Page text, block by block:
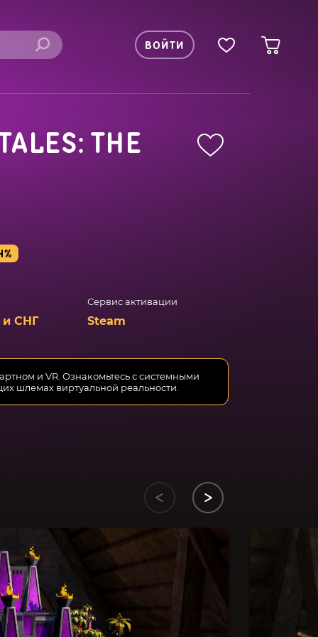
ВОЙТИ
THE
и СНГ
Сервис активации
Steam
и VR. Ознакомьтесь с системными
шлемах виртуальной реальности.